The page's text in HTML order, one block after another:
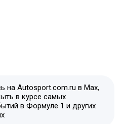
на Autosport.com.ru в Max,
в курсе самых
в Формуле 1 и других